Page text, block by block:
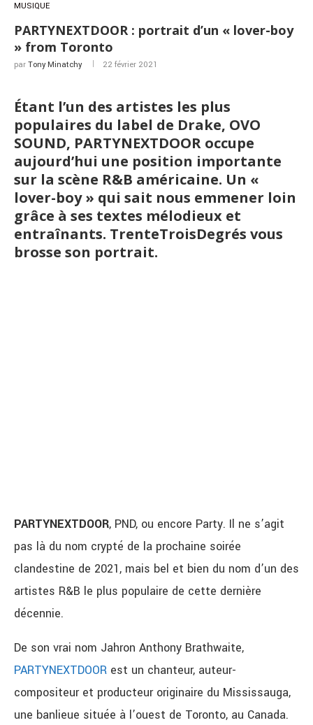
MUSIQUE
PARTYNEXTDOOR : portrait d’un « lover-boy
» from Toronto
par Tony Minatchy 22 février 2021
Étant l’un des artistes les plus
populaires du label de Drake, OVO
SOUND, PARTYNEXTDOOR occupe
aujourd’hui une position importante
sur la scène R&B américaine. Un «
lover-boy » qui sait nous emmener loin
grâce à ses textes mélodieux et
entraînants. TrenteTroisDegrés vous
brosse son portrait.
PARTYNEXTDOOR, PND, ou encore Party. Il ne s’agit
pas là du nom crypté de la prochaine soirée
clandestine de 2021, mais bel et bien du nom d’un des
artistes R&B le plus populaire de cette dernière
décennie.
De son vrai nom Jahron Anthony Brathwaite,
PARTYNEXTDOOR est un chanteur, auteur-
compositeur et producteur originaire du Mississauga,
une banlieue située à l’ouest de Toronto, au Canada.